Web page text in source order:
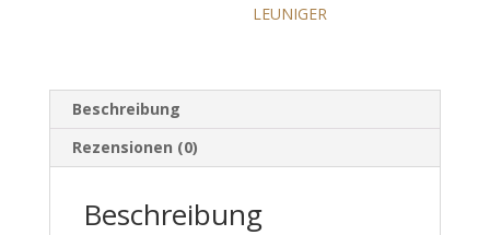
LEUNIGER
Beschreibung
Rezensionen (0)
Beschreibung